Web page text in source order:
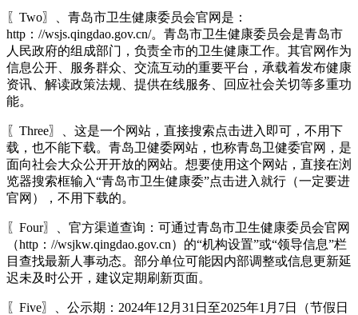
〖Two〗、青岛市卫生健康委员会官网是：
http：//wsjs.qingdao.gov.cn/。青岛市卫生健康委员会是青岛市
人民政府的组成部门，负责全市的卫生健康工作。其官网作为
信息公开、服务群众、交流互动的重要平台，承载着发布健康
资讯、解读政策法规、提供在线服务、回应社会关切等多重功
能。
〖Three〗、这是一个网站，直接搜索点击进入即可，不用下
载，也不能下载。青岛卫健委网站，也称青岛卫健委官网，是
面向社会大众公开开放的网站。想要使用这个网站，直接在浏
览器搜索框输入“青岛市卫生健康委”点击进入就行（一定要进
官网），不用下载的。
〖Four〗、官方渠道查询：可通过青岛市卫生健康委员会官网
（http：//wsjkw.qingdao.gov.cn）的“机构设置”或“领导信息”栏
目查找最新人事动态。部分单位可能因内部调整或信息更新延
迟未及时公开，建议定期刷新页面。
〖Five〗、公示期：2024年12月31日至2025年1月7日（节假日